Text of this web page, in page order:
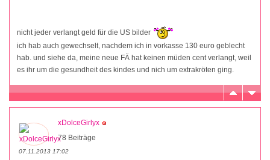
nicht jeder verlangt geld für die US bilder
ich hab auch gewechselt, nachdem ich in vorkasse 130 euro geblecht
hab. und siehe da, meine neue FÄ hat keinen müden cent verlangt, weil
es ihr um die gesundheit des kindes und nich um extrakröten ging.
xDolceGirlyx
78 Beiträge
07.11.2013 17:02